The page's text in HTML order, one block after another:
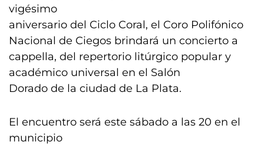
vigésimo
aniversario del Ciclo Coral, el Coro Polifónico
Nacional de Ciegos brindará un concierto a
cappella, del repertorio litúrgico popular y
académico universal en el Salón
Dorado de la ciudad de La Plata.
El encuentro será este sábado a las 20 en el
municipio